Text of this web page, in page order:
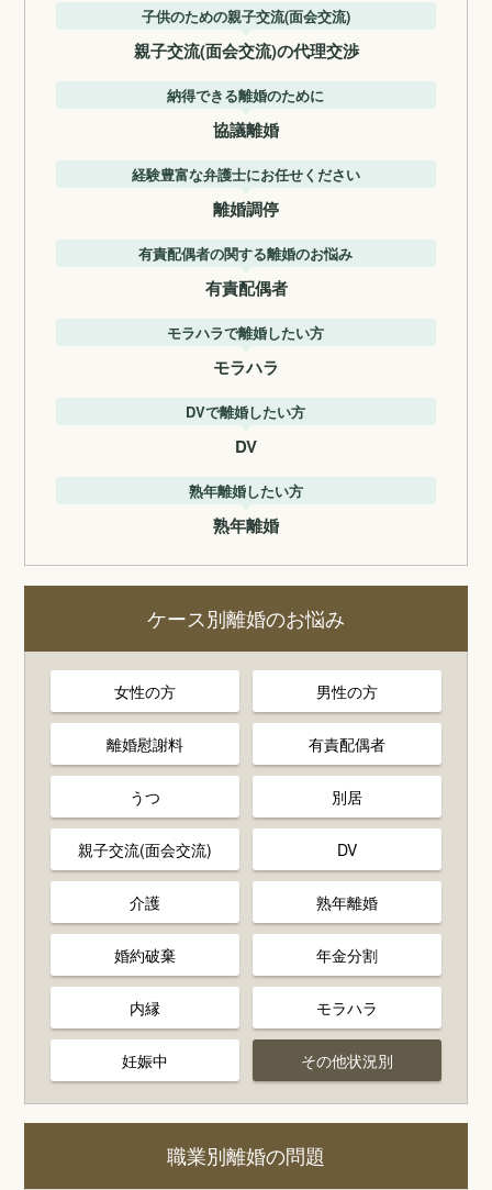
子供のための親子交流(面会交流)
親子交流(面会交流)の代理交渉
納得できる離婚のために
協議離婚
経験豊富な弁護士にお任せください
離婚調停
有責配偶者の関する離婚のお悩み
有責配偶者
モラハラで離婚したい方
モラハラ
DVで離婚したい方
DV
熟年離婚したい方
熟年離婚
ケース別離婚のお悩み
女性の方 男性の方
離婚慰謝料 有責配偶者
うつ 別居
親子交流(面会交流) DV
介護 熟年離婚
婚約破棄 年金分割
内縁 モラハラ
妊娠中 その他状況別
職業別離婚の問題